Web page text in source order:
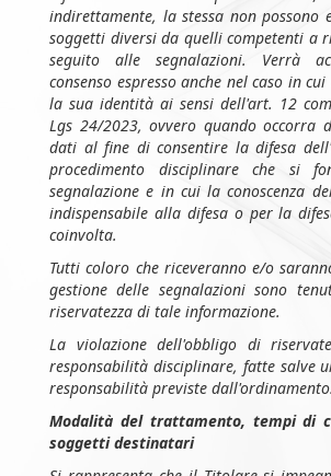
indirettamente, la stessa non possono
soggetti diversi da quelli competenti a
seguito alle segnalazioni. Verrà
consenso espresso anche nel caso in
la sua identità ai sensi dell'art. 12
Lgs 24/2023, ovvero quando occorra
dati al fine di consentire la difesa
procedimento disciplinare che si
segnalazione e in cui la conoscenza
indispensabile alla difesa o per la
coinvolta.
Tutti coloro che riceveranno e/o
gestione delle segnalazioni sono
riservatezza di tale informazione.
La violazione dell'obbligo di
responsabilità disciplinare, fatte salve
responsabilità previste dall'ordinamento.
Modalità del trattamento, tempi di
soggetti destinatari